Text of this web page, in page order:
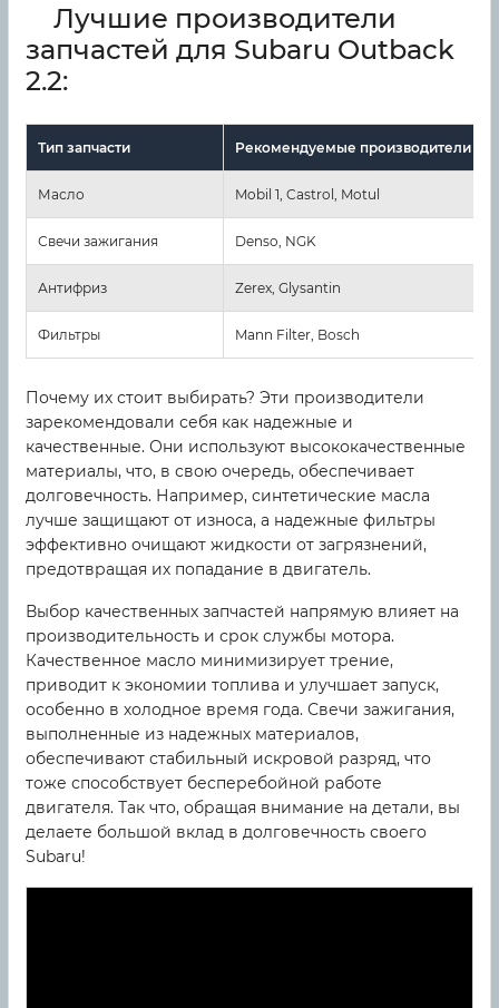
Лучшие производители
запчастей для Subaru Outback
2.2:
Тип запчасти Рекомендуемые производители
Масло Mobil 1, Castrol, Motul
Свечи зажигания Denso, NGK
Антифриз Zerex, Glysantin
Фильтры Mann Filter, Bosch
Почему их стоит выбирать? Эти производители
зарекомендовали себя как надежные и
качественные. Они используют высококачественные
материалы, что, в свою очередь, обеспечивает
долговечность. Например, синтетические масла
лучше защищают от износа, а надежные фильтры
эффективно очищают жидкости от загрязнений,
предотвращая их попадание в двигатель.
Выбор качественных запчастей напрямую влияет на
производительность и срок службы мотора.
Качественное масло минимизирует трение,
приводит к экономии топлива и улучшает запуск,
особенно в холодное время года. Свечи зажигания,
выполненные из надежных материалов,
обеспечивают стабильный искровой разряд, что
тоже способствует бесперебойной работе
двигателя. Так что, обращая внимание на детали, вы
делаете большой вклад в долговечность своего
Subaru!